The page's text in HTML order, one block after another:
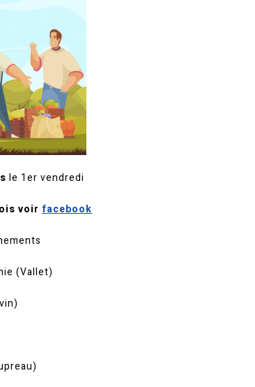
le 1er vendredi
voir facebook
(Vallet)